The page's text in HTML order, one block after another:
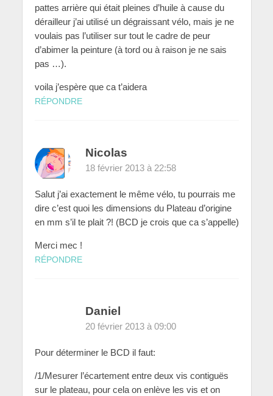
pattes arrière qui était pleines d’huile à cause du
dérailleur j’ai utilisé un dégraissant vélo, mais je ne
voulais pas l’utiliser sur tout le cadre de peur
d’abimer la peinture (à tord ou à raison je ne sais
pas …).
voila j’espère que ca t’aidera
RÉPONDRE
Nicolas
18 février 2013 à 22:58
Salut j’ai exactement le même vélo, tu pourrais me
dire c’est quoi les dimensions du Plateau d’origine
en mm s’il te plait ?! (BCD je crois que ca s’appelle)
Merci mec !
RÉPONDRE
Daniel
20 février 2013 à 09:00
Pour déterminer le BCD il faut:
/1/Mesurer l’écartement entre deux vis contiguës
sur le plateau, pour cela on enlève les vis et on